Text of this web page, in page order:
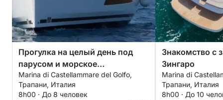
Прогулка на целый день под
парусом и морское
путешествие в природном
заповеднике Зингаро
Marina di Castellammare del Golfo,
Трапани, Италия
8h00 · До 8 человек
Знакомство с
Зингаро
Marina di
Трапани, Италия
8h00 · До 10